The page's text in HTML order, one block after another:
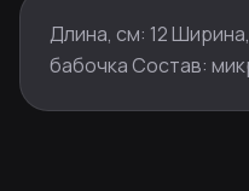
Длина, см: 12
бабочка Состав: